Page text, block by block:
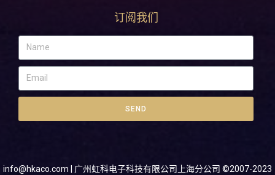
订阅我们
SEND
info@hkaco.com | 广州虹科电子科技有限公司上海分公司 ©2007-2023